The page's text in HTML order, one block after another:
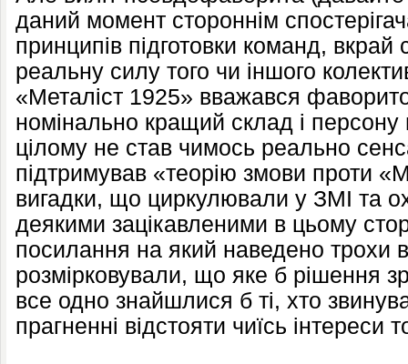
даний момент стороннім
принципів підготовки команд, вкрай
реальну силу того чи іншого
«Металіст 1925» вважався
номінально кращий склад і персону
цілому не став чимось реально
підтримував «теорію змови проти
вигадки, що циркулювали у ЗМІ та
деякими зацікавленими в цьому
посилання на який наведено трохи
розмірковували, що яке б рішення
все одно знайшлися б ті, хто
прагненні відстояти чиїсь інтереси